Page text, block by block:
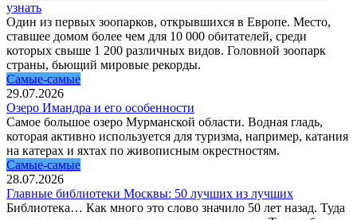
узнать
Один из первых зоопарков, открывшихся в Европе. Место,
ставшее домом более чем для 10 000 обитателей, среди
которых свыше 1 200 различных видов. Головной зоопарк
страны, бьющий мировые рекорды.
Самые-самые
29.07.2026
Озеро Имандра и его особенности
Самое большое озеро Мурманской области. Водная гладь,
которая активно используется для туризма, например, катания
на катерах и яхтах по живописным окрестностям.
Самые-самые
28.07.2026
Главные библиотеки Москвы: 50 лучших из лучших
Библиотека… Как много это слово значило 50 лет назад. Туда